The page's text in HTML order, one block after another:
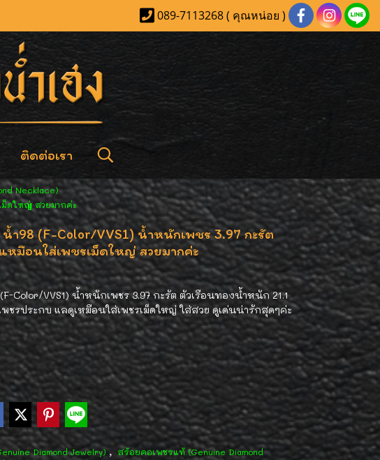
089-7113268 ( คุณหน่อย )
ติดต่อเรา
Necklace)
ม็ดใหญ่ สวยมากค่ะ
ำ98 (F-Color/VVS1) น้ำหนักเพชร 3.97 กะรัต
หมือนใส่เพชรเม็ดใหญ่ สวยมากค่ะ
Color/VVS1) น้ำหนักเพชร 3.97 กะรัต ตัวเรือนทองน้ำหนัก 21.1
พชรประกบ แลดูเหมือนใส่เพชรเม็ดใหญ่ ใส่สวย ดูเด่นน่ารักสุดๆค่ะ
Diamond Jewelry), สร้อยคอเพชรแท้ (Genuine Diamond